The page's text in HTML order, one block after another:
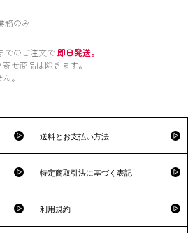
務のみ
でのご注文で 即日発送。
せ商品は除きます。
。
送料とお支払い方法
特定商取引法に基づく表記
利用規約